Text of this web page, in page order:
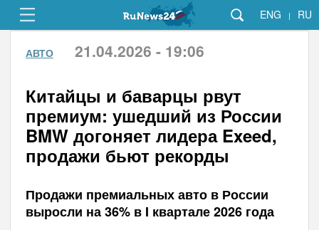
ENG | RU
АВТО 21.04.2026 - 19:06
Китайцы и баварцы рвут
премиум: ушедший из России
BMW догоняет лидера Exeed,
продажи бьют рекорды
Продажи премиальных авто в России
выросли на 36% в I квартале 2026 года